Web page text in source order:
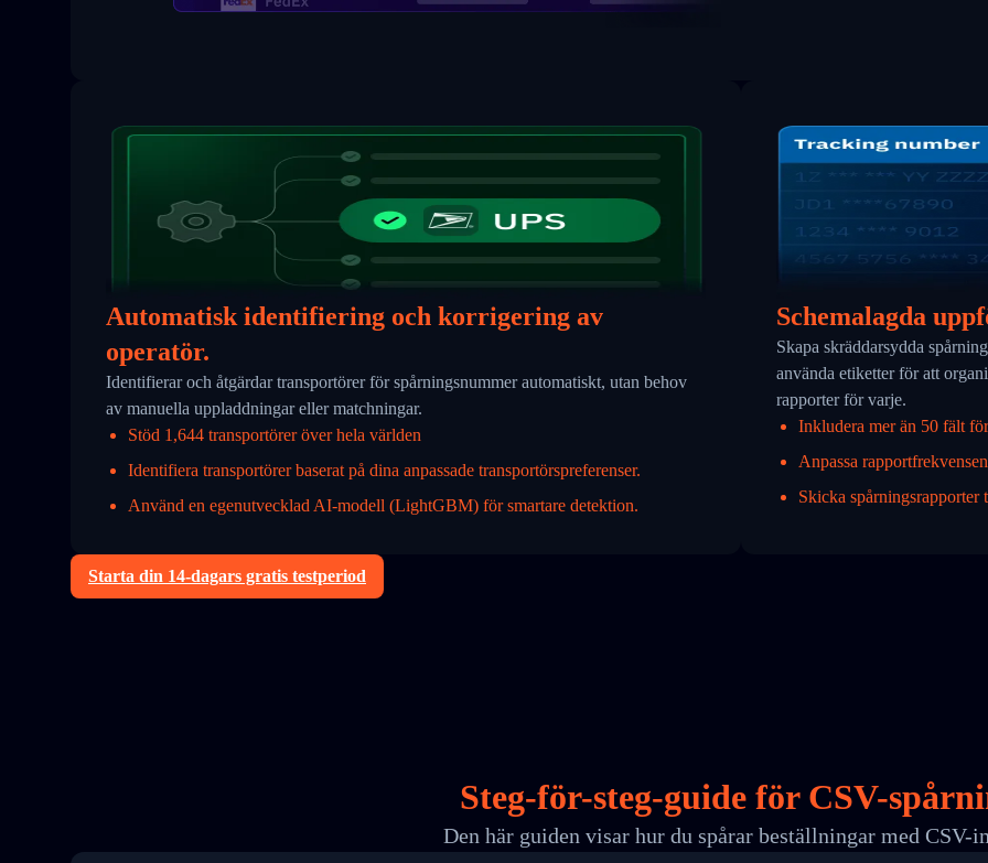
Automatisk identifiering och korrigering av
operatör.
Identifierar och åtgärdar transportörer för spårningsnummer automatiskt, utan behov
av manuella uppladdningar eller matchningar.
Stöd 1,644 transportörer över hela världen
Identifiera transportörer baserat på dina anpassade transportörspreferenser.
Använd en egenutvecklad AI-modell (LightGBM) för smartare detektion.
Schemalagda
Skapa skräddarsydda
använda etiketter för att
rapporter för varje.
Inkludera mer än 50 fält
Anpassa
Skicka spårningsrapporter
Starta din 14-dagars gratis testperiod
Steg-för-steg-guide för CSV-
Den här guiden visar hur du spårar beställningar med CSV-